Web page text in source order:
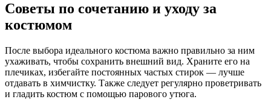
Советы по сочетанию и уходу за
костюмом
После выбора идеального костюма важно правильно за ним
ухаживать, чтобы сохранить внешний вид. Храните его на
плечиках, избегайте постоянных частых стирок — лучше
отдавать в химчистку. Также следует регулярно проветривать
и гладить костюм с помощью парового утюга.